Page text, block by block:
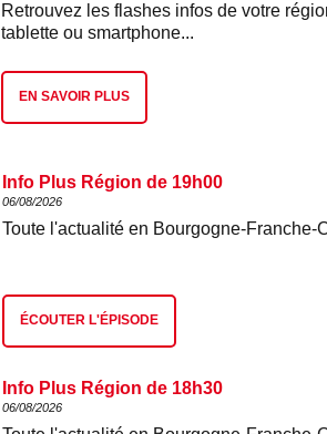
Retrouvez les flashes infos de votre
tablette ou smartphone...
EN SAVOIR PLUS
Info Plus Région de 19h00
06/08/2026
Toute l'actualité en Bourgogne-Franche-
ÉCOUTER L'ÉPISODE
Info Plus Région de 18h30
06/08/2026